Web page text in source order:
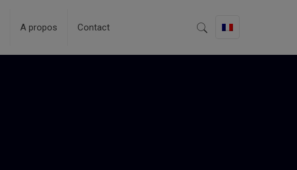
A propos Contact